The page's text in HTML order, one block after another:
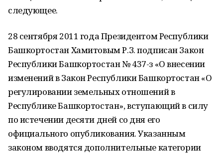
следующее.
28 сентября 2011 года Президентом Республики
Башкортостан Хамитовым Р.З. подписан Закон
Республики Башкортостан № 437-з «О внесении
изменений в Закон Республики Башкортостан «О
регулировании земельных отношений в
Республике Башкортостан», вступающий в силу
по истечении десяти дней со дня его
официального опубликования. Указанным
законом вводятся дополнительные категории